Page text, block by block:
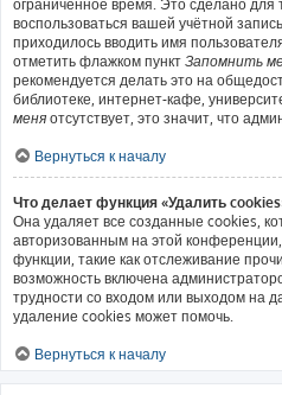
ограниченное время. Это сделано для
воспользоваться вашей учётной
приходилось вводить имя
отметить флажком пункт Запомнить
рекомендуется делать это на
библиотеке, интернет-кафе,
меня отсутствует, это значит, что
Вернуться к началу
Что делает функция «Удалить
Она удаляет все созданные cookies,
авторизованным на этой
функции, такие как отслеживание
возможность включена
трудности со входом или выходом на
удаление cookies может помочь.
Вернуться к началу